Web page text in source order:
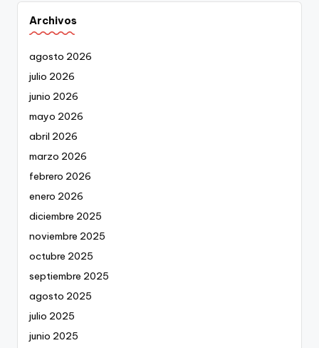
Archivos
agosto 2026
julio 2026
junio 2026
mayo 2026
abril 2026
marzo 2026
febrero 2026
enero 2026
diciembre 2025
noviembre 2025
octubre 2025
septiembre 2025
agosto 2025
julio 2025
junio 2025